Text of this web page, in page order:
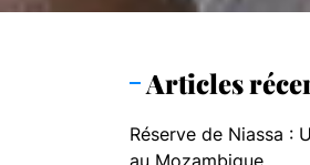
Articles
Réserve de Niassa :